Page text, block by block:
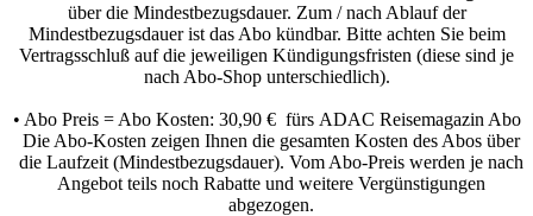
über die Mindestbezugsdauer. Zum / nach Ablauf der
Mindestbezugsdauer ist das Abo kündbar. Bitte achten Sie beim
Vertragsschluß auf die jeweiligen Kündigungsfristen (diese sind je
nach Abo-Shop unterschiedlich).
• Abo Preis = Abo Kosten: 30,90 € fürs ADAC Reisemagazin Abo
Die Abo-Kosten zeigen Ihnen die gesamten Kosten des Abos über
die Laufzeit (Mindestbezugsdauer). Vom Abo-Preis werden je nach
Angebot teils noch Rabatte und weitere Vergünstigungen
abgezogen.